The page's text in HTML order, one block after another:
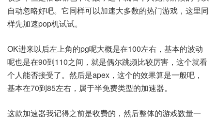
自动忽略好吧。它同样可以加速大多数的热门游戏，这里同
样先加速pop机试试。
OK进来以后左上角的pg呢大概是在100左右，基本的波动
呢也是在90到110之间，就是偶尔跳频比较厉害，这个就看
个人能否接受了。然后是apex，这个的效果算是一般吧，
基本在70到85左右，属于半免费类型的加速器。
这款加速器我记得之前是收费的，然后整体的游戏数量一